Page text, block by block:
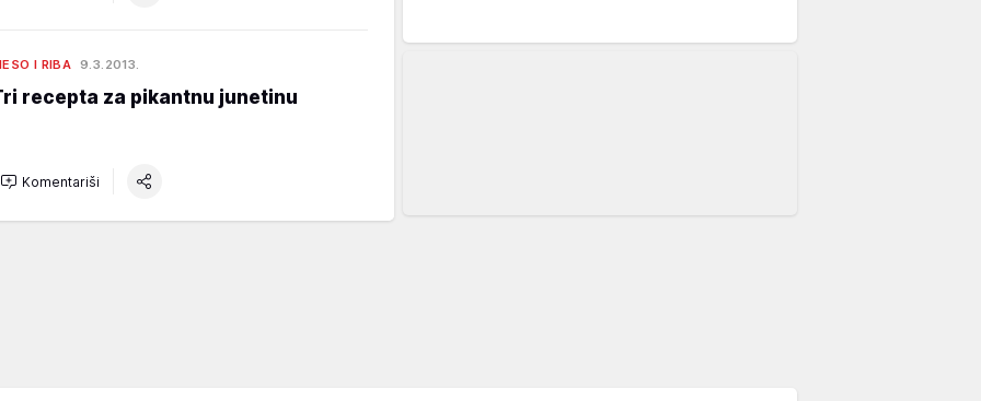
I RIBA 9.3.2013.
recepta za pikantnu junetinu
Komentariši